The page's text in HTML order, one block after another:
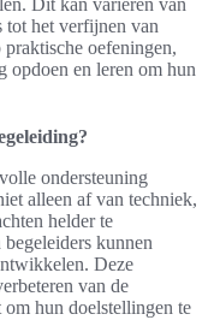
Dit kan variëren van
tot het verfijnen van
oefeningen,
opdoen en leren om hun
ondersteuning
alleen af van techniek,
helder te
kunnen
Deze
van de
hun doelstellingen te